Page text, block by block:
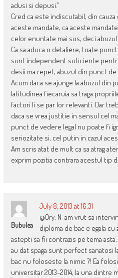
adusi si depusi.”
Cred ca este indiscutabil, din
aceste mandate, ca aceste
celor enuntate mai sus, deci
Ca sa aduca o detaliere, toate
sunt independent suficiente
desii ma repet, abuzul din punct de
Acum daca se ajunge la abuzul din
latitudinea fiecaruia sa traga
factori li se par lor relevanti. Dar
daca se vrea justitie in sensul cel
punct de vedere legal nu poate fi
seriozitate si, cel putin in cazul
Am scris atat de mult ca sa atrag
exprim pozitia contrara acestul tip
Bubulea
July 8, 2013 at 16:31
@Ory: N-am vrut sa
diploma de bac e egala
astepti sa fii contrazis pe tema
au dat spaga sunt perfect sanatosi
bac nu foloseste la nimic ?! Ea
universitar 2013-2014, la una dintre